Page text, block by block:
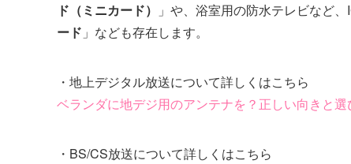
ド（ミニカード）
」や、浴室用の防水テレビなど
ード 」なども存在します。
・地上デジタル放送について詳しくはこちら
ベランダに地デジ用のアンテナを？正しい向きと
・BS/CS放送について詳しくはこちら